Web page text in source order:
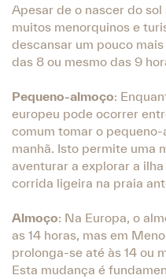
Apesar de o nascer do
muitos menorquinos e
descansar um pouco
das 8 ou mesmo das 9
Pequeno-almoço:
europeu pode ocorrer
comum tomar o pequeno-
manhã. Isto permite uma
aventurar a explorar a
corrida ligeira na praia
Almoço: Na Europa, o
as 14 horas, mas em
prolonga-se até às 14 ou
Esta mudança é